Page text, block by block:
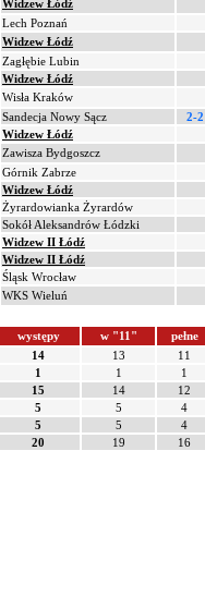
Widzew Łódź
Lech Poznań
Widzew Łódź
Zagłębie Lubin
Widzew Łódź
Wisła Kraków
Sandecja Nowy Sącz
2-
Widzew Łódź
Zawisza Bydgoszcz
Górnik Zabrze
Widzew Łódź
Żyrardowianka Żyrardów
Sokół Aleksandrów Łódzki
Widzew II Łódź
Widzew II Łódź
Śląsk Wrocław
WKS Wieluń
występy w "11"
pełne
14 13
11
1 1
1
15 14
12
5 5
4
5 5
4
20 19 16